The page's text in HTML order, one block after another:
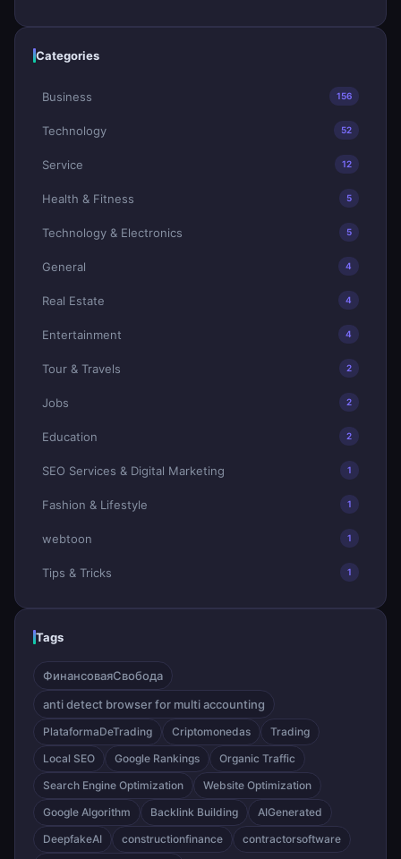
Categories
Business 156
Technology 52
Service 12
Health & Fitness 5
Technology & Electronics 5
General 4
Real Estate 4
Entertainment 4
Tour & Travels 2
Jobs 2
Education 2
SEO Services & Digital Marketing 1
Fashion & Lifestyle 1
webtoon 1
Tips & Tricks 1
Tags
ФинансоваяСвобода
anti detect browser for multi accounting
PlataformaDeTrading Criptomonedas
Trading
Local SEO
Google Rankings
Organic Traffic
Search Engine Optimization
Website Optimization
Google Algorithm
Backlink Building
AIGenerated
DeepfakeAI
constructionfinance
contractorsoftware